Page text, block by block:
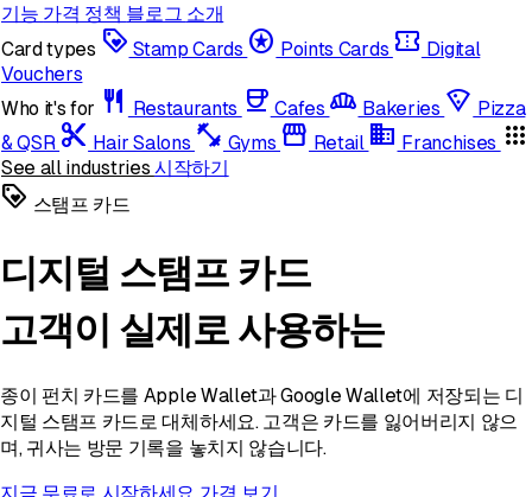
기능 가격 정책 블로그 소개
Card types loyalty Stamp Cards stars Points Cards confirmation_number Digital
Vouchers
Who it's for restaurant Restaurants coffee Cafes bakery_dining Bakeries local_pizza Pizza
& QSR content_cut Hair Salons fitness_center Gyms storefront Retail domain Franchises apps
See all industries 시작하기
loyalty 스탬프 카드
디지털 스탬프 카드
고객이 실제로 사용하는
종이 펀치 카드를 Apple Wallet과 Google Wallet에 저장되는 디
지털 스탬프 카드로 대체하세요. 고객은 카드를 잃어버리지 않으
며, 귀사는 방문 기록을 놓치지 않습니다.
지금 무료로 시작하세요 가격 보기